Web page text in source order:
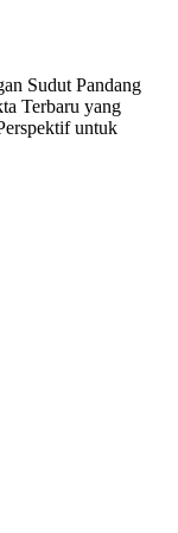
Sudut Pandang
Terbaru yang
untuk